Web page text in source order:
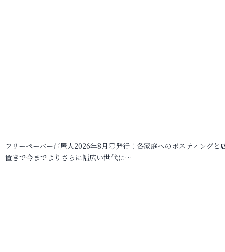
フリーペーパー芦屋人2026年8月号発行！各家庭へのポスティングと
置きで今までよりさらに幅広い世代に…